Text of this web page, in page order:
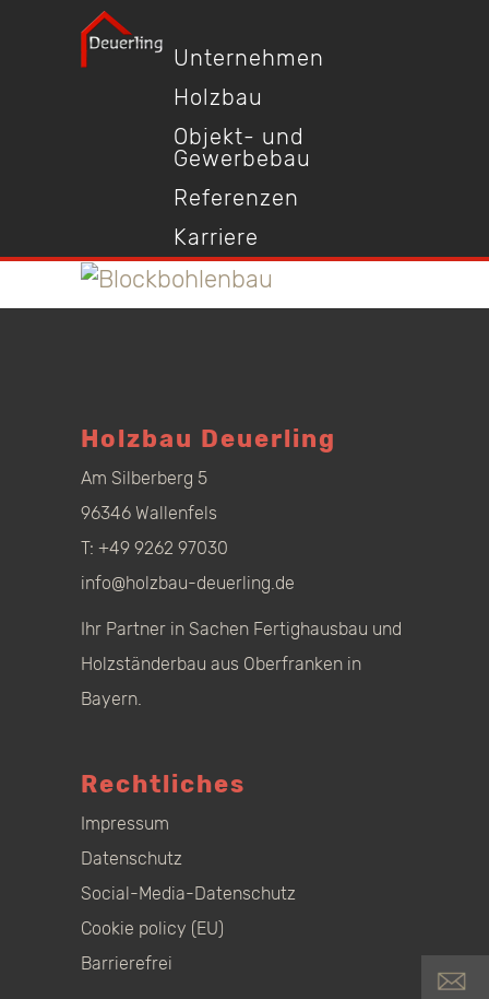
Unternehmen
Holzbau
Objekt- und
Gewerbebau
Referenzen
Karriere
Holzbau Deuerling
Am Silberberg 5
96346 Wallenfels
T: +49 9262 97030
info@holzbau-deuerling.de
Ihr Partner in Sachen Fertighausbau und
Holzständerbau aus Oberfranken in
Bayern.
Rechtliches
Impressum
Datenschutz
Social-Media-Datenschutz
Cookie policy (EU)
Barrierefrei